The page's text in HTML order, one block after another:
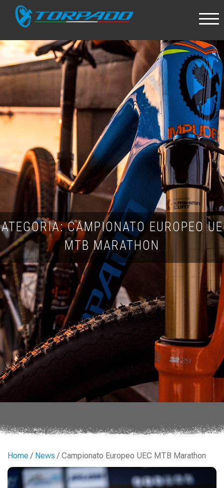
CAMPIONATO EUROPEO
MTB MARATHON
Home/ News / Campionato Europeo UEC MTB Marathon